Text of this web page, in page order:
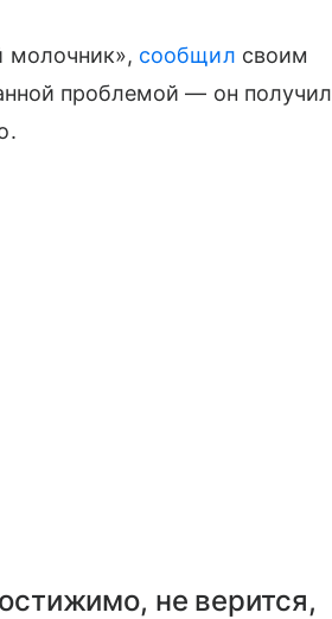
молочник», сообщил своим
проблемой — он получил
не верится,